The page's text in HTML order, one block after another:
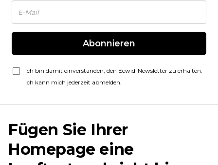
Abonnieren
Ich bin damit einverstanden, den Ecwid-Newsletter zu erhalten.
Ich kann mich jederzeit abmelden.
Fügen Sie Ihrer
Homepage eine